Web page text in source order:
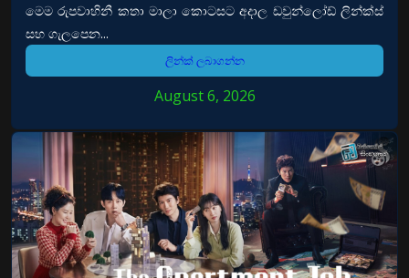
මෙම රුපවාහිනී කතා මාලා කොටසට අදාල ඩවුන්ලෝඩ් ලින්ක්ස්
සහ ගැලපෙන...
ලින්ක් ලබාගන්න
August 6, 2026